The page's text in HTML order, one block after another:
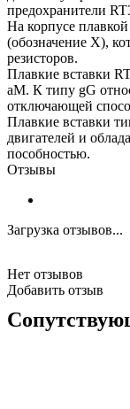
предохранители
На корпусе
(обозначение Х),
резисторов.
Плавкие вставки
aM. К типу gG
отключающей
Плавкие вставки
двигателей и
пособностью.
Отзывы
Загрузка отзывов...
Нет отзывов
Добавить отзыв